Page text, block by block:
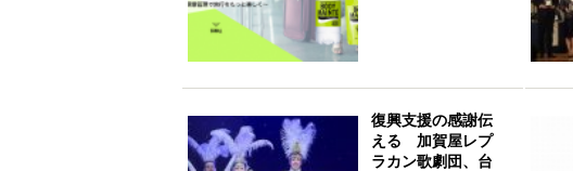
復興支援の感謝伝
える 加賀屋レプ
ラカン歌劇団、台